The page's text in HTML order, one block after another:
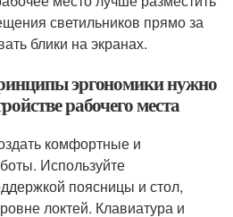
светильников прямо за
блики на экранах.
эргономики нужно
рабочего места
комфортные и
Используйте
поясницы и стол,
локтей. Клавиатура и